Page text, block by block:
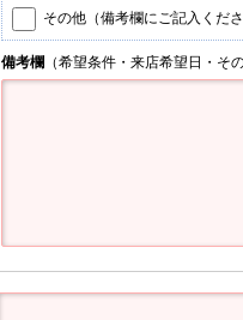
その他（備考欄にご記入くださ
備考欄 （希望条件・来店希望日・そ